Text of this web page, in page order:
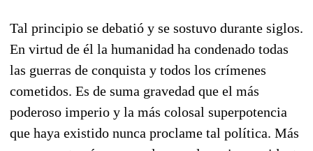
Tal principio se debatió y se sostuvo durante siglos.
En virtud de él la humanidad ha condenado todas
las guerras de conquista y todos los crímenes
cometidos. Es de suma gravedad que el más
poderoso imperio y la más colosal superpotencia
que haya existido nunca proclame tal política. Más